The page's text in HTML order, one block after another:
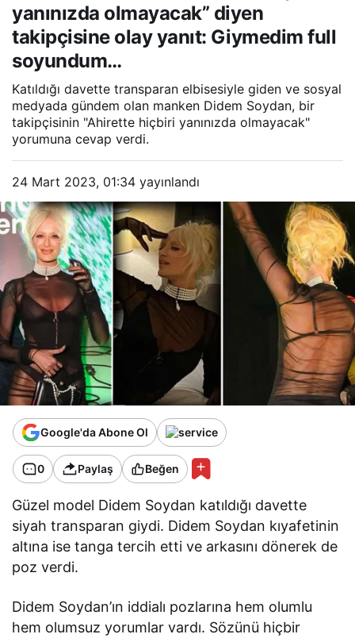
Giymedim full
soyundum…
yanınızda olmayacak” diyen
takipçisine olay yanıt: Giymedim full
soyundum…
Katıldığı davette transparan elbisesiyle giden ve sosyal
medyada gündem olan manken Didem Soydan, bir
takipçisinin "Ahirette hiçbiri yanınızda olmayacak"
yorumuna cevap verdi.
24 Mart 2023, 01:34 yayınlandı
Google'da Abone Ol
0 Paylaş Beğen
Güzel model Didem Soydan katıldığı davette
siyah transparan giydi. Didem Soydan kıyafetinin
altına ise tanga tercih etti ve arkasını dönerek de
poz verdi.
Didem Soydan’ın iddialı pozlarına hem olumlu
hem olumsuz yorumlar vardı. Sözünü hiçbir